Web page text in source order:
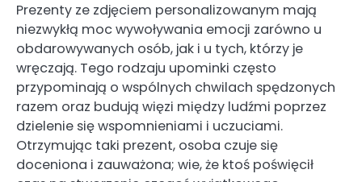
Prezenty ze zdjęciem personalizowanym mają
niezwykłą moc wywoływania emocji zarówno u
obdarowywanych osób, jak i u tych, którzy je
wręczają. Tego rodzaju upominki często
przypominają o wspólnych chwilach spędzonych
razem oraz budują więzi między ludźmi poprzez
dzielenie się wspomnieniami i uczuciami.
Otrzymując taki prezent, osoba czuje się
doceniona i zauważona; wie, że ktoś poświęcił